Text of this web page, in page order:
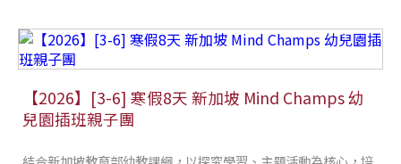
【2026】[3-6] 寒假8天 新加坡 Mind Champs 幼
兒園插班親子團